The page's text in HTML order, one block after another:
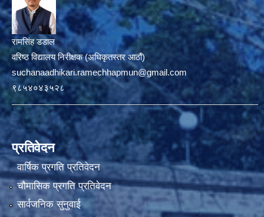
रामसिंह डडाल
वरिष्ठ विद्यालय निरीक्षक (अधिकृतस्तर आठौं)
suchanaadhikari.ramechhapmun@gmail.com
९८५४०४३५२८
प्रतिवेदन
वार्षिक प्रगति प्रतिवेदन
चौमासिक प्रगति प्रतिवेदन
सार्वजनिक सुनुवाई